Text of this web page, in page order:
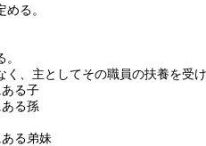
る。
、主としてその職員の扶養を受け
る子
る孫
る弟妹